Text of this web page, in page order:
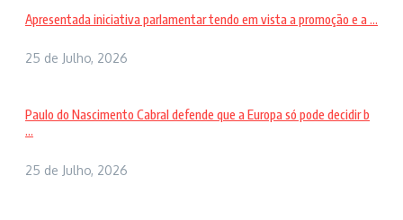
Apresentada iniciativa parlamentar tendo em vista a promoção e a ...
25 de Julho, 2026
Paulo do Nascimento Cabral defende que a Europa só pode decidir b
...
25 de Julho, 2026